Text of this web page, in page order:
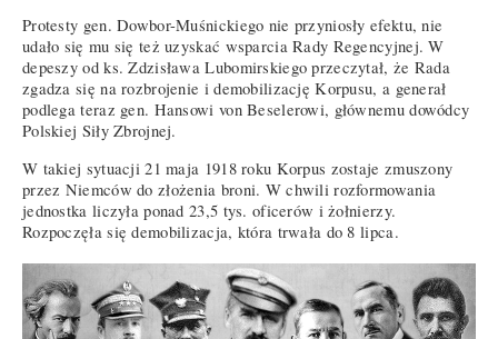
Protesty gen. Dowbor-Muśnickiego nie przyniosły efektu, nie
udało się mu się też uzyskać wsparcia Rady Regencyjnej. W
depeszy od ks. Zdzisława Lubomirskiego przeczytał, że Rada
zgadza się na rozbrojenie i demobilizację Korpusu, a generał
podlega teraz gen. Hansowi von Beselerowi, głównemu dowódcy
Polskiej Siły Zbrojnej.
W takiej sytuacji 21 maja 1918 roku Korpus zostaje zmuszony
przez Niemców do złożenia broni. W chwili rozformowania
jednostka liczyła ponad 23,5 tys. oficerów i żołnierzy.
Rozpoczęła się demobilizacja, która trwała do 8 lipca.